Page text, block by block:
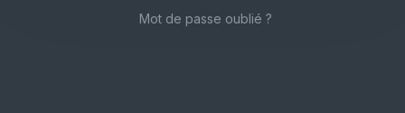
Mot de passe oublié ?